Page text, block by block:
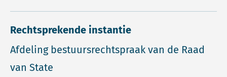
Rechtsprekende instantie
Afdeling bestuursrechtspraak van de Raad
van State